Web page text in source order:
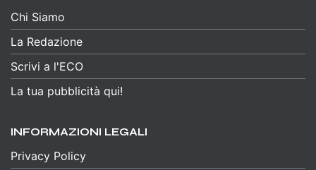
Chi Siamo
La Redazione
Scrivi a l'ECO
La tua pubblicità qui!
INFORMAZIONI LEGALI
Privacy Policy